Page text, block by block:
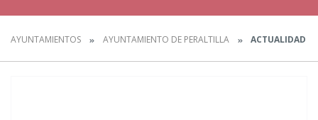
AYUNTAMIENTOS AYUNTAMIENTO DE PERALTILLA ACTUALIDAD